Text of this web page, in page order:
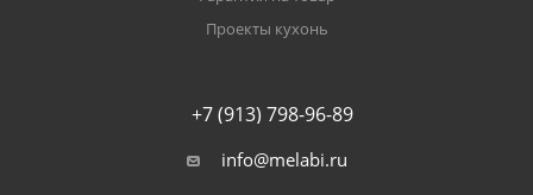
Проекты кухонь
+7 (913) 798-96-89
info@melabi.ru